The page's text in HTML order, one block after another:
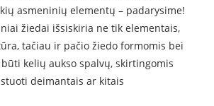
asmeninių elementų – padarysime!
žiedai išsiskiria ne tik elementais,
tačiau ir pačio žiedo formomis bei
kelių aukso spalvų, skirtingomis
deimantais ar kitais